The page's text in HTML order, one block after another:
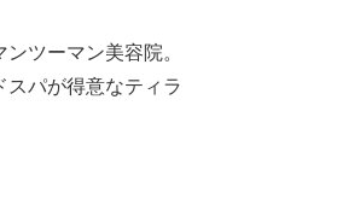
ツーマン美容院。
スパが得意なティラ